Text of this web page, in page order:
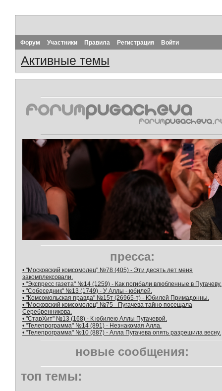
Форум Участники Правила Регистрация Войти
Активные темы
пресса:
• "Московский комсомолец" №78 (405) - Эти десять лет меня
закомплексовали.
• "Экспресс газета" №14 (1259) - Как погибали влюбленные в Пугачеву.
• "Собеседник" №13 (1749) - У Аллы - юбилей.
• "Комсомольская правда" №15т (26965-т) - Юбилей Примадонны.
• "Московский комсомолец" №75 - Пугачева тайно посещала
Серебренникова.
• "СтарХит" №13 (168) - К юбилею Аллы Пугачевой.
• "Телепрограмма" №14 (891) - Незнакомая Алла.
• "Телепрограмма" №10 (887) - Алла Пугачева опять разрешила весну.
новые сообщения:
топ темы: